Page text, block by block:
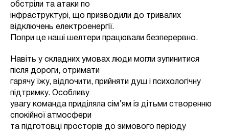
обстріли та атаки по
інфраструктурі, що призводили до тривалих
відключень електроенергії.
Попри це наші шелтери працювали безперервно.
Навіть у складних умовах люди могли зупинитися
після дороги, отримати
гарячу їжу, відпочити, прийняти душ і психологічну
підтримку. Особливу
увагу команда приділяла сім’ям із дітьми створенню
спокійної атмосфери
та підготовці просторів до зимового періоду